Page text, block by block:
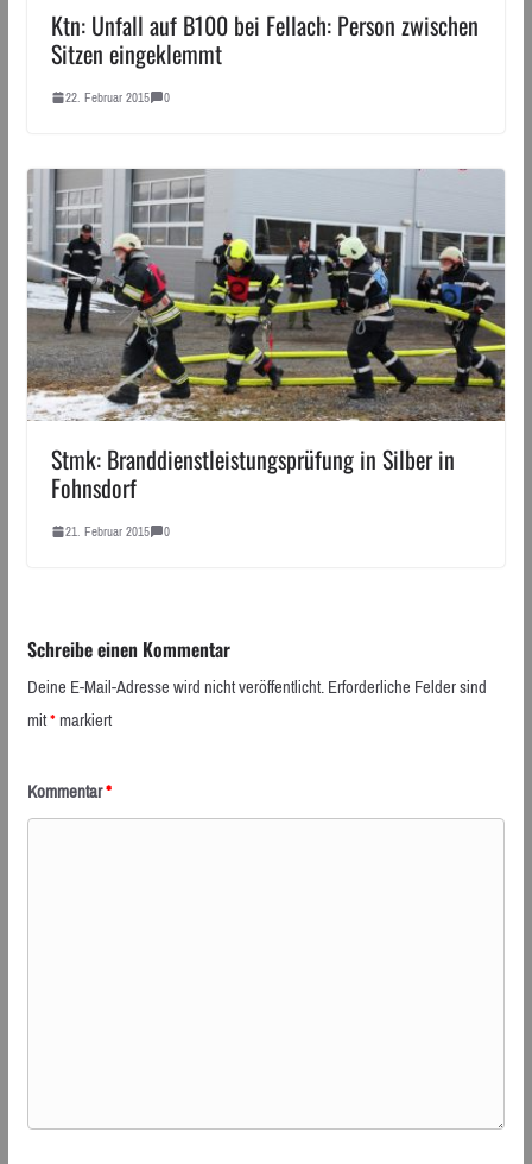
Ktn: Unfall auf B100 bei Fellach: Person zwischen
Sitzen eingeklemmt
22. Februar 2015 0
Stmk: Branddienstleistungsprüfung in Silber in
Fohnsdorf
21. Februar 2015 0
Schreibe einen Kommentar
Deine E-Mail-Adresse wird nicht veröffentlicht.Erforderliche Felder sind
mit*markiert
Kommentar*